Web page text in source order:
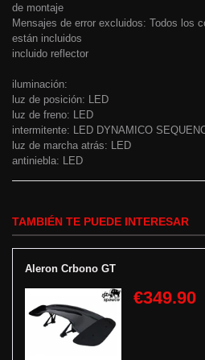
de montaje
Mensajes de error excluidos: Todos los
están incluidos
incluido reflector
iluminación:
luz de posición: LED
luz de freno: LED
intermitente: LED DYNAMICO
luz de marcha atrás: LED
antiniebla: LED
TAMBIÉN TE PUEDE INTERESAR
Aleron Crbono GT
€349.90